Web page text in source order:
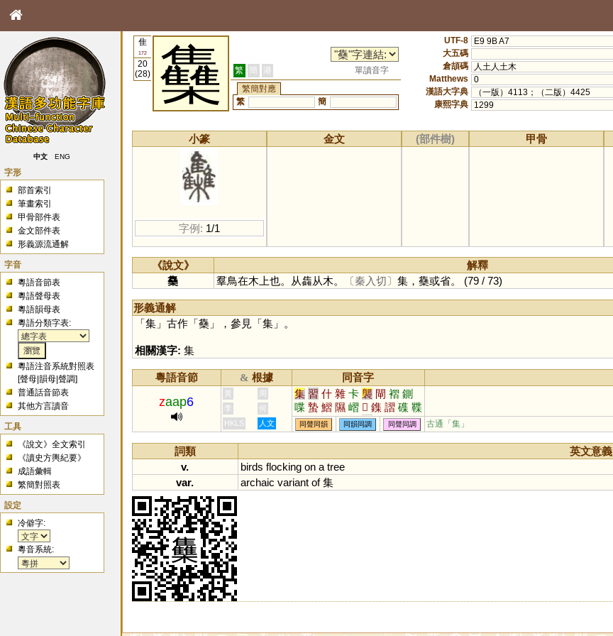
中文 ENG
字形
部首索引
筆畫索引
甲骨部件表
金文部件表
形義源流通解
字音
粵語音節表
粵語聲母表
粵語韻母表
粵語分類字表:
粵語注音系統對照表
[聲母 |韻母 |聲調]
普通話音節表
其他方言讀音
工具
《說文》全文索引
《讀史方輿紀要》
成語彙輯
繁簡對照表
設定
冷僻字:
粵音系統:
隹
172
20
(28)
雧 繁 簡 港
單讀音字
繁簡對應
繁
簡
UTF-8
E9 9B A7
大五碼
倉頡碼
人土人土木
Matthews
0
漢語大字典
（一版）4113；（二版）4425
康熙字典
1299
小篆
字例: 1/1
金文 (部件樹) 甲骨
《說文》 解釋
雧
羣鳥在木上也。从雥从木。 〔秦入切〕 集，雧或省。 (79 / 73)
形義通解
「集」古作「雧 」，參見「集」。
相關漢字: 集
粵語音節 & 根據 同音字
zaap6
黃 周 集 習 什 雜 卡 襲 閘 褶 鍘
喋 蟄 鰼 隰 嶍 𠓛 鏶 謵 磼 鞢
騽 鈒 槢 飁 霅 雥
李
何
HKLS
人文 同聲同韻 同韻同調 同聲同調 古通「集」
詞類
英文意義
v.
birds flocking on a tree
var.
archaic variant of集